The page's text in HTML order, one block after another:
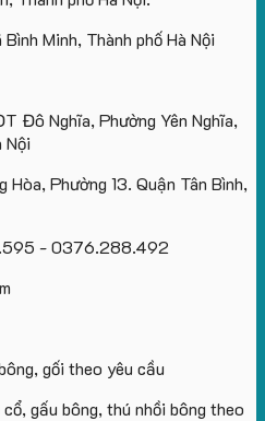
Ty
Lữ
logo
Trung
lượng
lớn
theo
cầu
in
logoMinh, Thành phố Hà Nội
Đô Nghĩa, Phường Yên Nghĩa,
Nội
Phường 13. Quận Tân Bình,
- 0376.288.492
gấu bông, thú nhồi bông theo